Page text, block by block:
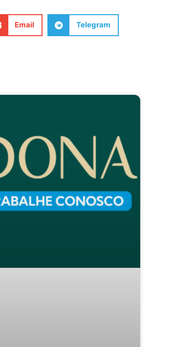
Email Telegram